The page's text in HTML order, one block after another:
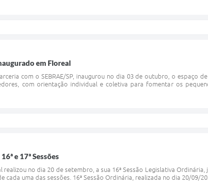
em Floreal
com o SEBRAE/SP, inaugurou no dia 03 de outubro, o espaço de
com orientação individual e coletiva para fomentar os
e 17ª Sessões
realizou no dia 20 de setembro, a sua 16ª Sessão Legislativa
uma das sessões. 16ª Sessão Ordinária, realizada no dia 20/09/